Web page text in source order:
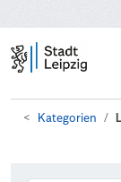
Kategorien